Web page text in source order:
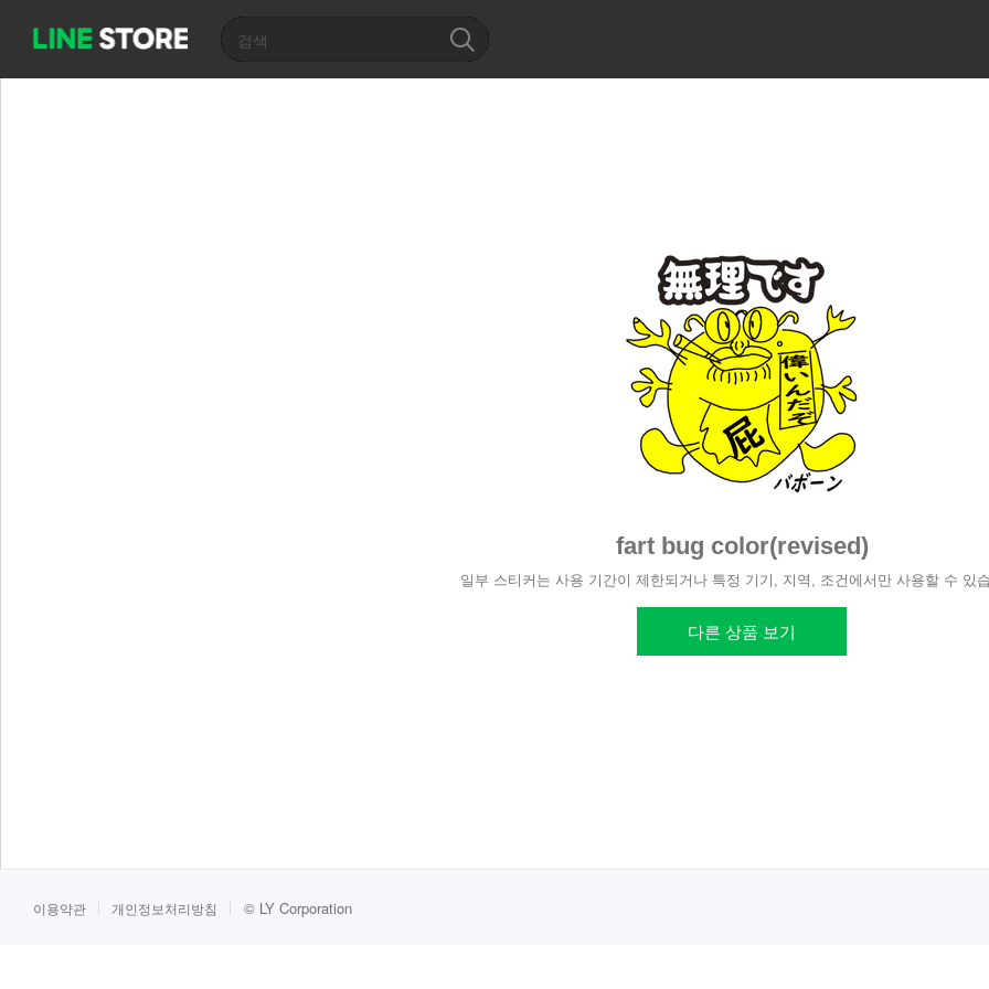
fart bug color(revised)
일부 스티커는 사용 기간이 제한되거나 특정 기기, 지역, 조건에서만 사용할 수 있
다른 상품 보기
이용약관 개인정보처리방침 © LY Corporation